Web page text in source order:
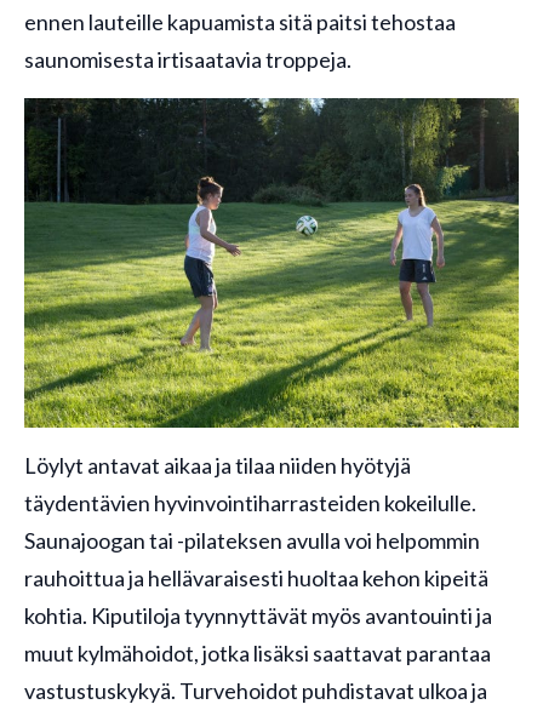
ennen lauteille kapuamista sitä paitsi tehostaa
saunomisesta irtisaatavia troppeja.
Löylyt antavat aikaa ja tilaa niiden hyötyjä
täydentävien hyvinvointiharrasteiden kokeilulle.
Saunajoogan tai -pilateksen avulla voi helpommin
rauhoittua ja hellävaraisesti huoltaa kehon kipeitä
kohtia. Kiputiloja tyynnyttävät myös avantouinti ja
muut kylmähoidot, jotka lisäksi saattavat parantaa
vastustuskykyä. Turvehoidot puhdistavat ulkoa ja